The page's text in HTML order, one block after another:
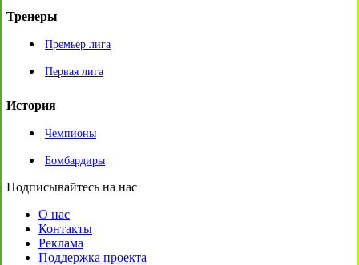
Тренеры
Премьер лига
Первая лига
История
Чемпионы
Бомбардиры
Подписывайтесь на нас
О нас
Контакты
Реклама
Поддержка проекта